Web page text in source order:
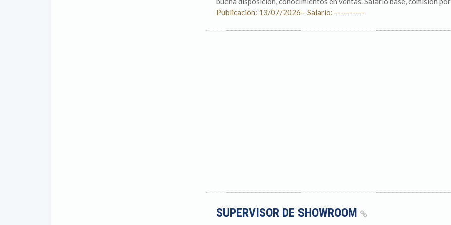
Publicación: 13/07/2026 - Salario: ----------
SUPERVISOR DE SHOWROOM